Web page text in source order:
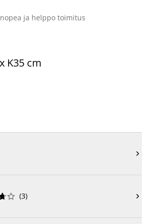
ja helppo toimitus
K35 cm


 (3) 